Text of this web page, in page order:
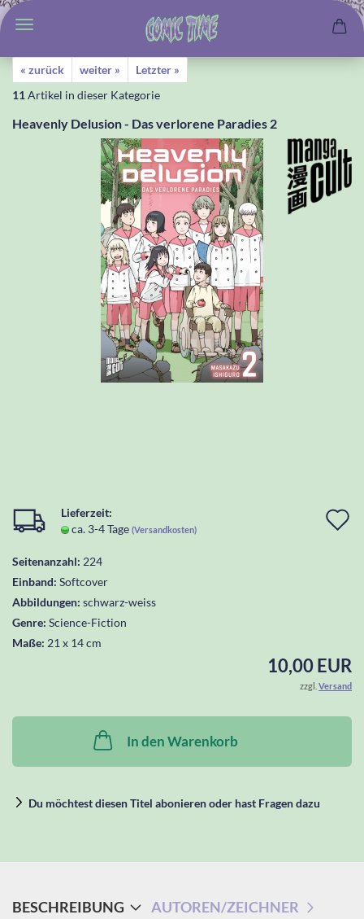
« zurück weiter »
Letzter »
11 Artikel in dieser Kategorie
Heavenly Delusion - Das verlorene Paradies 2
Lieferzeit:
ca. 3-4 Tage (Versandkosten)
Seitenanzahl: 224
Einband: Softcover
Abbildungen: schwarz-weiss
Genre: Science-Fiction
Maße: 21 x 14 cm
10,00 EUR
zzgl. Versand
In den Warenkorb
Du möchtest diesen Titel abonieren oder hast Fragen dazu
BESCHREIBUNG AUTOREN/ZEICHNER